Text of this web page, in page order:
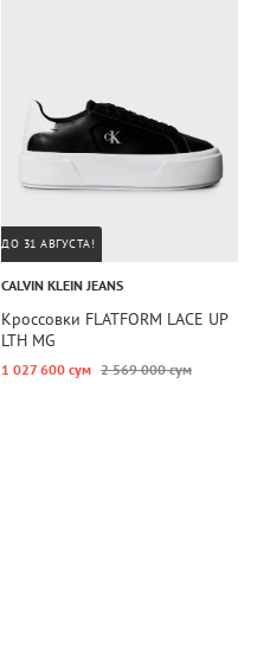
ДО 31 АВГУСТА!
CALVIN KLEIN JEANS
Кроссовки FLATFORM LACE UP
LTH MG
1 027 600 сум 2 569 000 сум